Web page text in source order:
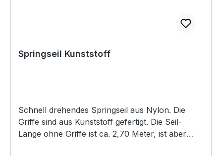
Springseil Kunststoff
Schnell drehendes Springseil aus Nylon. Die
Griffe sind aus Kunststoff gefertigt. Die Seil-
Länge ohne Griffe ist ca. 2,70 Meter, ist aber